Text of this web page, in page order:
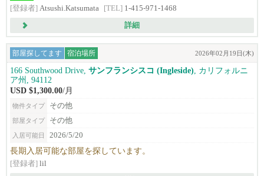
[登録者] Atsushi.Katsumata [TEL] 1-415-971-1468
詳細
部屋探してます 宿泊場所 2026年02月19日(木)
166 Southwood Drive, サンフランシスコ (Ingleside) , カリフォルニ
ア州, 94112
USD $1,300.00/月
物件タイプ その他
部屋タイプ その他
入居可能日 2026/5/20
長期入居可能な部屋を探しています。
[登録者] lil